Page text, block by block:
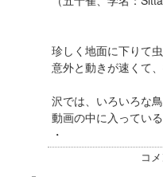
珍しく地面に下りて虫
意外と動きが速くて
沢では、いろいろな
動画の中に入ってい
・
コ